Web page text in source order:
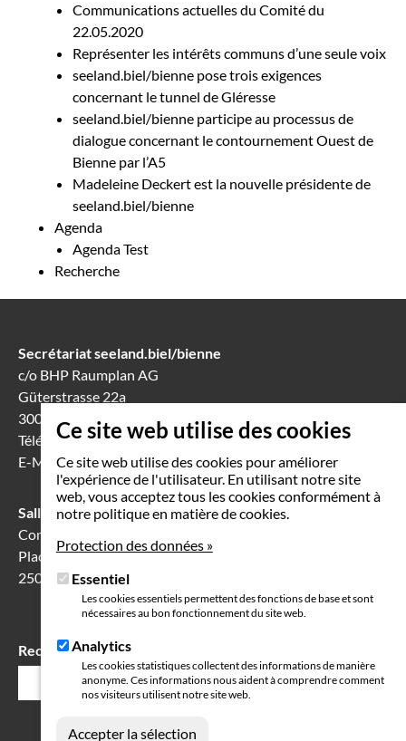
Ce site web utilise des cookies
Ce site web utilise des cookies pour améliorer
l'expérience de l'utilisateur. En utilisant notre site
web, vous acceptez tous les cookies conformément à
notre politique en matière de cookies.
Protection des données »
Essentiel
Les cookies essentiels permettent des fonctions de base et sont
nécessaires au bon fonctionnement du site web.
Analytics
Les cookies statistiques collectent des informations de manière
anonyme. Ces informations nous aident à comprendre comment
nos visiteurs utilisent notre site web.
Communications actuelles du Comité du
22.05.2020
Représenter les intérêts communs d’une seule voix
seeland.biel/bienne pose trois exigences
concernant le tunnel de Gléresse
seeland.biel/bienne participe au processus de
dialogue concernant le contournement Ouest de
Bienne par l’A5
Madeleine Deckert est la nouvelle présidente de
seeland.biel/bienne
Agenda
Agenda Test
Recherche
Secrétariat seeland.biel/bienne
c/o BHP Raumplan AG
Güterstrasse 22a
3008 Berne
Téléphone 031 388 60 60
E-Mail
info(at)seeland-biel-bienne.ch
Salle de séance à Bienne
Communication Center
Place Robert-Walser 7
2503 Bienne
Champ
recherche
Rechercher